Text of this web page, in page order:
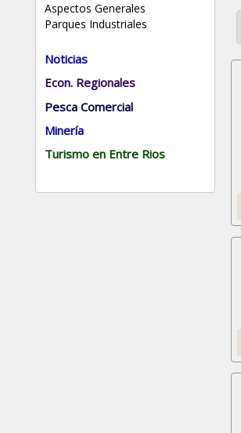
Aspectos Generales
Parques Industriales
Noticias
Econ. Regionales
Pesca Comercial
Minería
Turismo en Entre Rios